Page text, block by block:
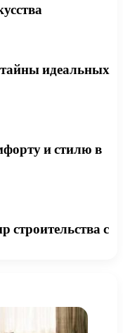
идеальных
и стилю в
строительства с